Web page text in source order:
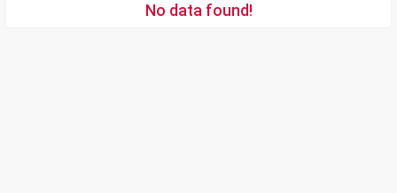
No data found!